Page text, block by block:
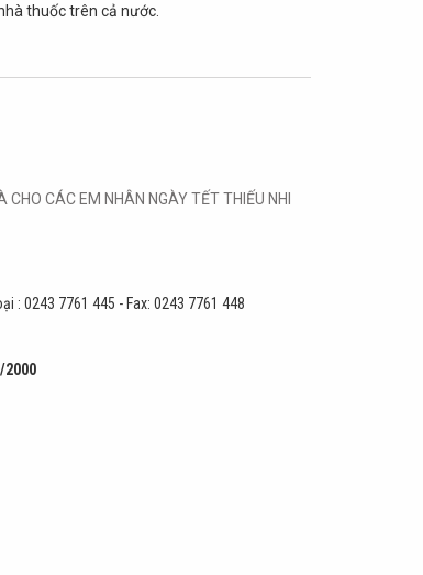
thuốc trên cả nước.
CHO CÁC EM NHÂN NGÀY TẾT THIẾU NHI
: 0243 7761 445 - Fax: 0243 7761 448
2000